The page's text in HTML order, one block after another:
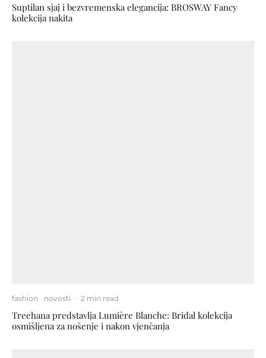
Suptilan sjaj i bezvremenska elegancija: BROSWAY Fancy
kolekcija nakita
fashion novosti · 2 min read
Treehana predstavlja Lumière Blanche: Bridal kolekcija
osmišljena za nošenje i nakon vjenčanja